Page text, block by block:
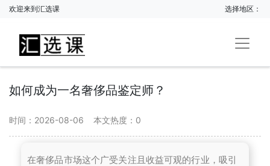
欢迎来到汇选课 选择地区：
如何成为一名奢侈品鉴定师？
时间：2026-08-06 本文热度： 0
在奢侈品市场这个广受关注且收益可观的行业，吸引